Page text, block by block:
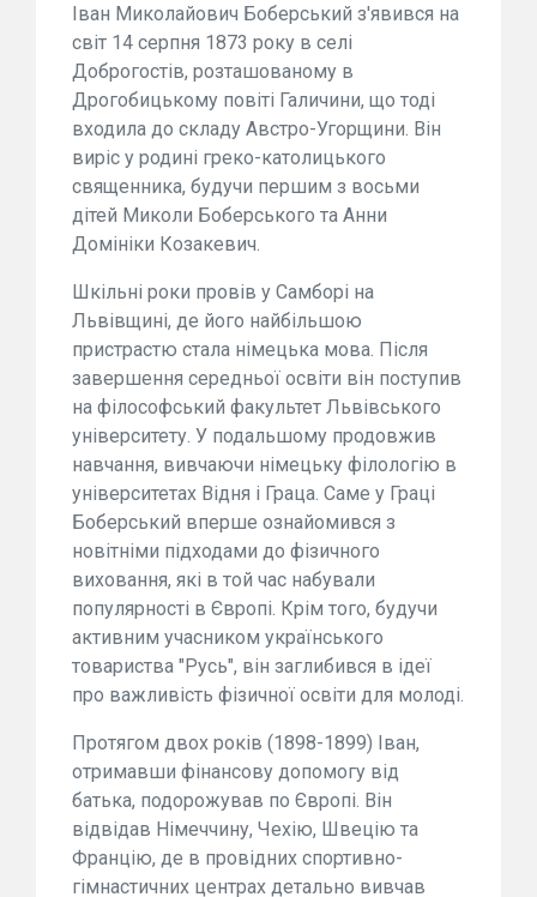
Іван Миколайович Боберський з'явився на
світ 14 серпня 1873 року в селі
Доброгостів, розташованому в
Дрогобицькому повіті Галичини, що тоді
входила до складу Австро-Угорщини. Він
виріс у родині греко-католицького
священника, будучи першим з восьми
дітей Миколи Боберського та Анни
Домініки Козакевич.
Шкільні роки провів у Самборі на
Львівщині, де його найбільшою
пристрастю стала німецька мова. Після
завершення середньої освіти він поступив
на філософський факультет Львівського
університету. У подальшому продовжив
навчання, вивчаючи німецьку філологію в
університетах Відня і Граца. Саме у Граці
Боберський вперше ознайомився з
новітніми підходами до фізичного
виховання, які в той час набували
популярності в Європі. Крім того, будучи
активним учасником українського
товариства "Русь", він заглибився в ідеї
про важливість фізичної освіти для молоді.
Протягом двох років (1898-1899) Іван,
отримавши фінансову допомогу від
батька, подорожував по Європі. Він
відвідав Німеччину, Чехію, Швецію та
Францію, де в провідних спортивно-
гімнастичних центрах детально вивчав